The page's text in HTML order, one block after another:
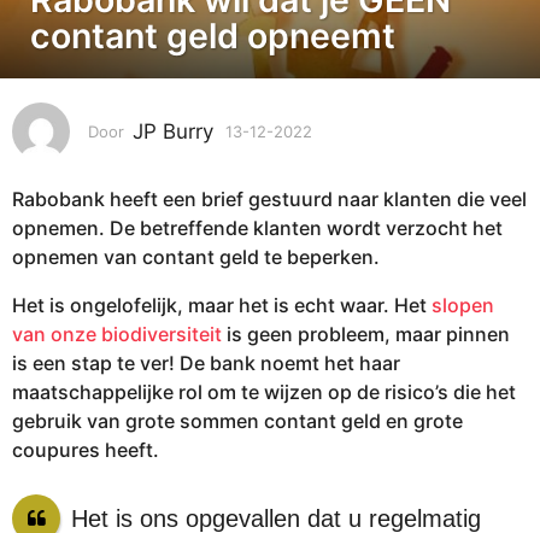
-
1
2
-
2
2
2
1
-
1
2
-
2
0
2
contant geld opneemt
Door JP Burry 13-12-2022
1
2
2
2
2
Rabobank heeft een brief gestuurd naar klanten die veel
opnemen. De betreffende klanten wordt verzocht het
opnemen van contant geld te beperken.
Het is ongelofelijk, maar het is echt waar. Het slopen
van onze biodiversiteit is geen probleem, maar pinnen
is een stap te ver! De bank noemt het haar
maatschappelijke rol om te wijzen op de risico’s die het
gebruik van grote sommen contant geld en grote
coupures heeft.
Het is ons opgevallen dat u regelmatig